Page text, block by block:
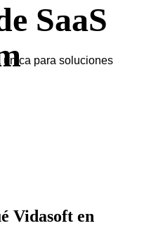
SaaS
única para soluciones
Vidasoft en